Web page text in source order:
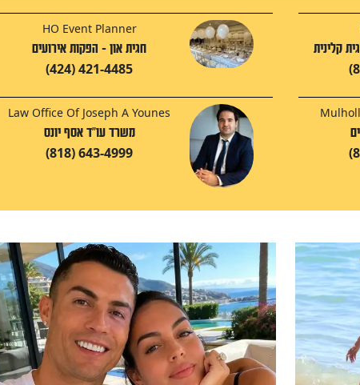
HO Event Planner
חגית און - הפקות אירועים
(424) 421-4485
קלינית
Law Office Of Joseph A Younes
משרד עו"ד אסף יונס
(818) 643-4999